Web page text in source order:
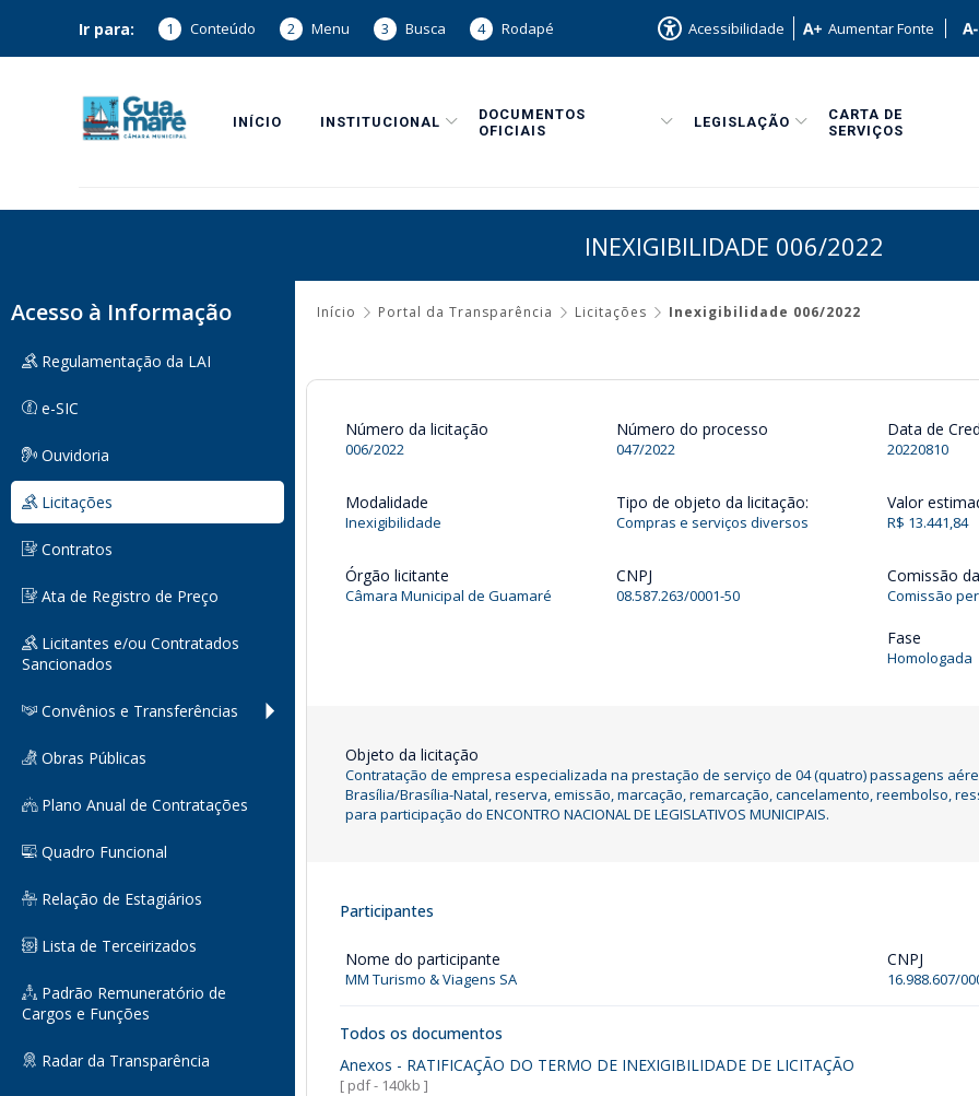
Ir para: 1 Conteúdo 2 Menu 3 Busca 4 Rodapé Acessibilidade Aumentar Fonte
INÍCIO INSTITUCIONAL
DOCUMENTOS
OFICIAIS
LEGISLAÇÃO
CARTA DE
SERVIÇOS
INEXIGIBILIDADE 006/2022
Início Portal da Transparência Licitações Inexigibilidade 006/2022
Acesso à Informação
Regulamentação da LAI
e-SIC
Ouvidoria
Licitações
Contratos
Ata de Registro de Preço
Licitantes e/ou Contratados
Sancionados
Convênios e Transferências
Obras Públicas
Plano Anual de Contratações
Quadro Funcional
Relação de Estagiários
Lista de Terceirizados
Padrão Remuneratório de
Cargos e Funções
Radar da Transparência
Número da licitação
006/2022
Número do processo
047/2022
Data de
20220810
Modalidade
Inexigibilidade
Tipo de objeto da licitação:
Compras e serviços diversos
Valor
R$ 13.441,84
Órgão licitante
Câmara Municipal de Guamaré
CNPJ
08.587.263/0001-50
Comissão
Comissão
Fase
Homologada
Objeto da licitação
Contratação de empresa especializada na prestação de serviço de 04 (quatro) passagens
Brasília/Brasília-Natal, reserva, emissão, marcação, remarcação, cancelamento, reembolso,
para participação do ENCONTRO NACIONAL DE LEGISLATIVOS MUNICIPAIS.
Participantes
Nome do participante
MM Turismo & Viagens SA
CNPJ
16.988.607/
Todos os documentos
Anexos - RATIFICAÇÃO DO TERMO DE INEXIGIBILIDADE DE LICITAÇÃO
[ pdf - 140kb ]